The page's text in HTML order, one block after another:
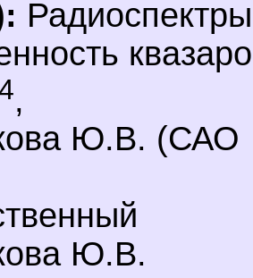
,
Ю.В. (САО
Ю.В.